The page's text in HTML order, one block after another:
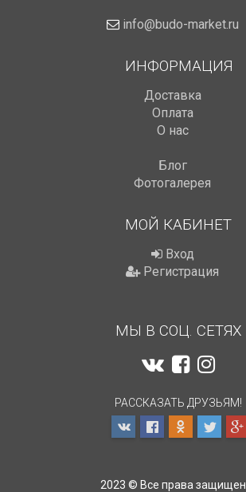
info@budo-market.ru
ИНФОРМАЦИЯ
Доставка
Оплата
О нас
Блог
Фотогалерея
МОЙ КАБИНЕТ
Вход
Регистрация
МЫ В СОЦ. СЕТЯХ
РАССКАЗАТЬ ДРУЗЬЯМ!
2023 © Все права